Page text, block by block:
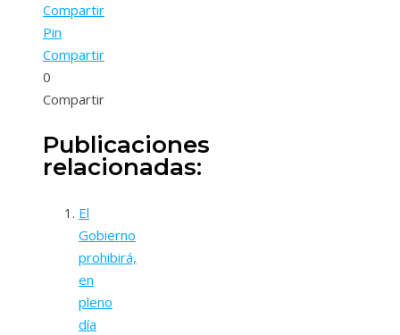
Compartir
Pin
Compartir
0
Compartir
Publicaciones
relacionadas:
El
Gobierno
prohibirá,
en
pleno
día